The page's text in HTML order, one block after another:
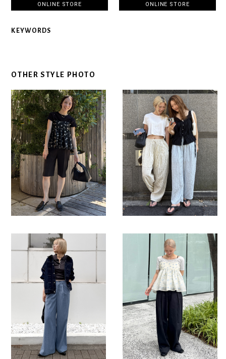
ONLINE STORE ONLINE STORE
KEYWORDS
OTHER STYLE PHOTO